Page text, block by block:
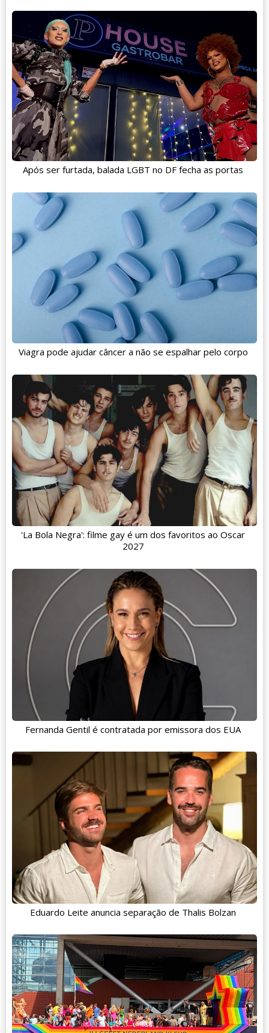
Após ser furtada, balada LGBT no DF fecha as portas
Viagra pode ajudar câncer a não se espalhar pelo corpo
'La Bola Negra': filme gay é um dos favoritos ao Oscar
2027
Fernanda Gentil é contratada por emissora dos EUA
Eduardo Leite anuncia separação de Thalis Bolzan